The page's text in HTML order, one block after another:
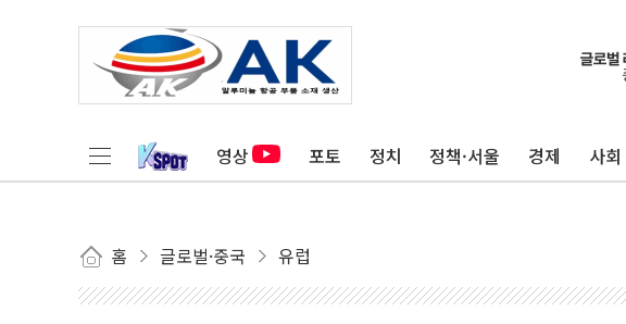
영상 포토 정치 정책·서울 경제 사회
홈 글로벌·중국 유럽